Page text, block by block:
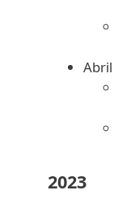
Abril
2023